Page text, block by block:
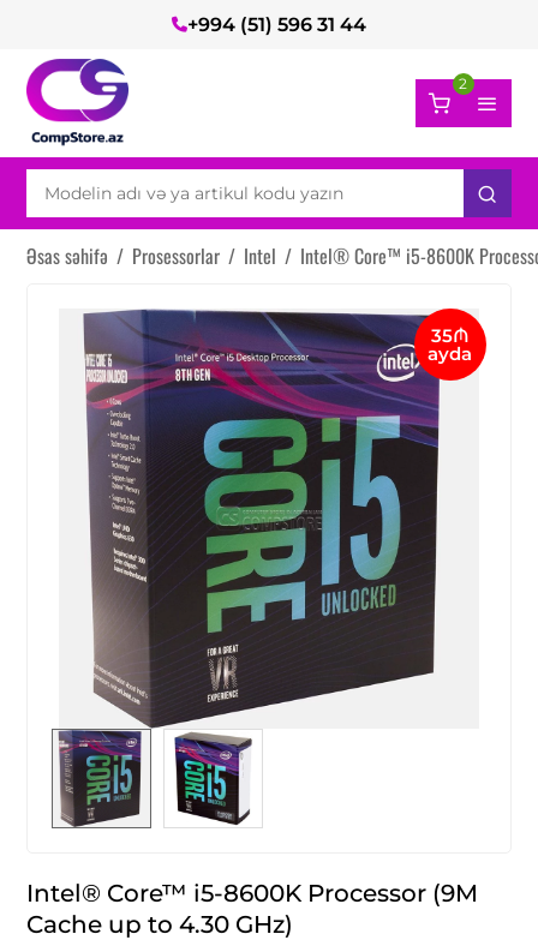
+994 (51) 596 31 44
2
Əsas səhifə / Prosessorlar / Intel / Intel® Core™ i5-8600K
35₼
ayda
Intel® Core™ i5-8600K Processor (9M
Cache up to 4.30 GHz)